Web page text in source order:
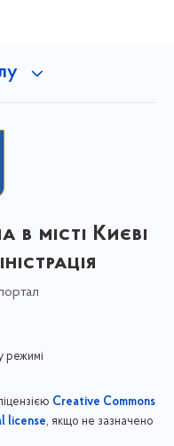
в місті Києві
режимі
Creative Commons
license, якщо не зазначено